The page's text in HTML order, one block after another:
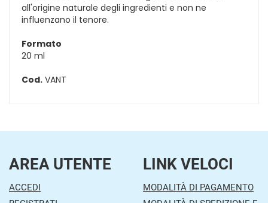
all'origine naturale degli ingredienti e non ne
influenzano il tenore.
Formato
20 ml
Cod. VANT
AREA UTENTE
ACCEDI
LINK VELOCI
MODALITÀ DI PAGAMENTO